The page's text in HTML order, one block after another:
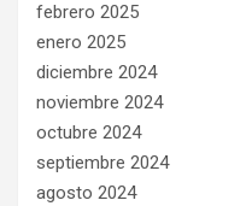
febrero 2025
enero 2025
diciembre 2024
noviembre 2024
octubre 2024
septiembre 2024
agosto 2024